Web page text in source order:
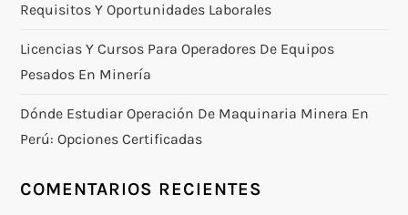
Requisitos Y Oportunidades Laborales
Licencias Y Cursos Para Operadores De Equipos
Pesados En Minería
Dónde Estudiar Operación De Maquinaria Minera En
Perú: Opciones Certificadas
COMENTARIOS RECIENTES